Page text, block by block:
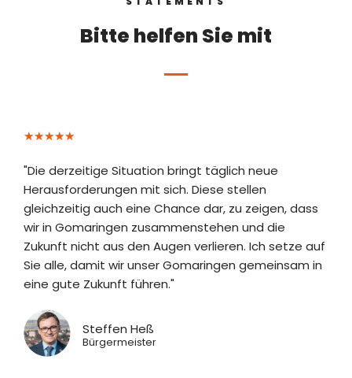
Bitte helfen Sie mit
★★★★★
"Die derzeitige Situation bringt täglich neue
Herausforderungen mit sich. Diese stellen
gleichzeitig auch eine Chance dar, zu zeigen, dass
wir in Gomaringen zusammenstehen und die
Zukunft nicht aus den Augen verlieren. Ich setze auf
Sie alle, damit wir unser Gomaringen gemeinsam in
eine gute Zukunft führen."
Steffen Heß
Bürgermeister